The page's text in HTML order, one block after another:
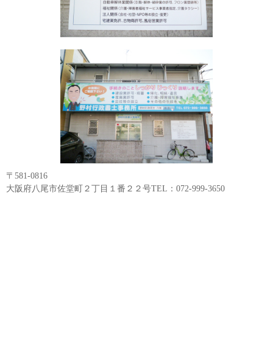
〒581-0816
大阪府八尾市佐堂町２丁目１番２２号TEL：072-999-3650